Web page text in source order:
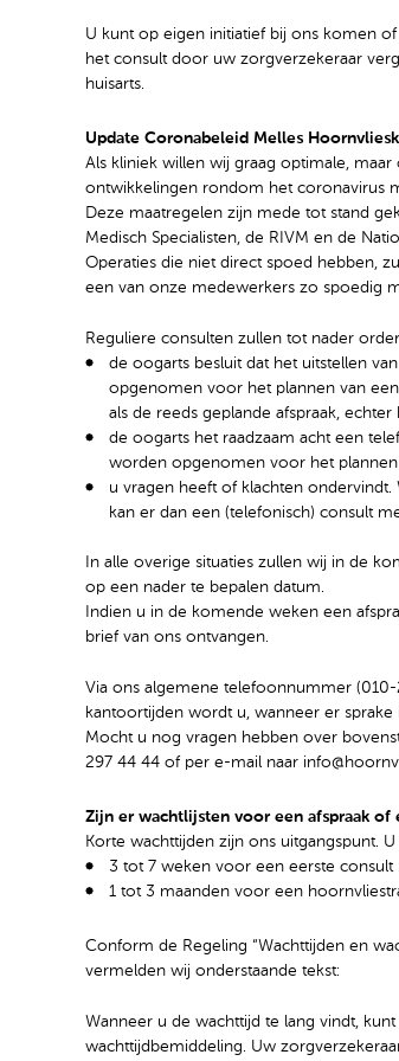
U kunt op eigen initiatief bij ons komen
het consult door uw zorgverzekeraar
huisarts.
Update Coronabeleid Melles
Als kliniek willen wij graag optimale,
ontwikkelingen rondom het coronavirus
Deze maatregelen zijn mede tot stand
Medisch Specialisten, de RIVM en de
Operaties die niet direct spoed hebben,
een van onze medewerkers zo spoedig
Reguliere consulten zullen tot nader
de oogarts besluit dat het uitstellen
opgenomen voor het plannen van
als de reeds geplande afspraak,
de oogarts het raadzaam acht een
worden opgenomen voor het plannen
u vragen heeft of klachten
kan er dan een (telefonisch) consult
In alle overige situaties zullen wij in de
op een nader te bepalen datum.
Indien u in de komende weken een
brief van ons ontvangen.
Via ons algemene telefoonnummer
kantoortijden wordt u, wanneer er
Mocht u nog vragen hebben over
297 44 44 of per e-mail naar
Zijn er wachtlijsten voor een afspraak of
Korte wachttijden zijn ons uitgangspunt. U
3 tot 7 weken voor een eerste
1 tot 3 maanden voor een
Conform de Regeling “Wachttijden en
vermelden wij onderstaande tekst:
Wanneer u de wachttijd te lang vindt,
wachttijdbemiddeling. Uw